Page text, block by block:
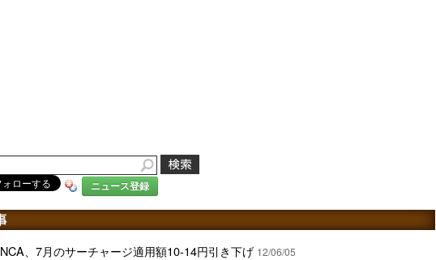
ニュース登録
NCA、7月のサーチャージ適用額10-14円引き下げ 12/06/05